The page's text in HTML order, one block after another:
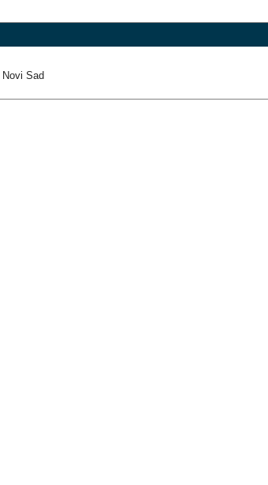
Novi Sad